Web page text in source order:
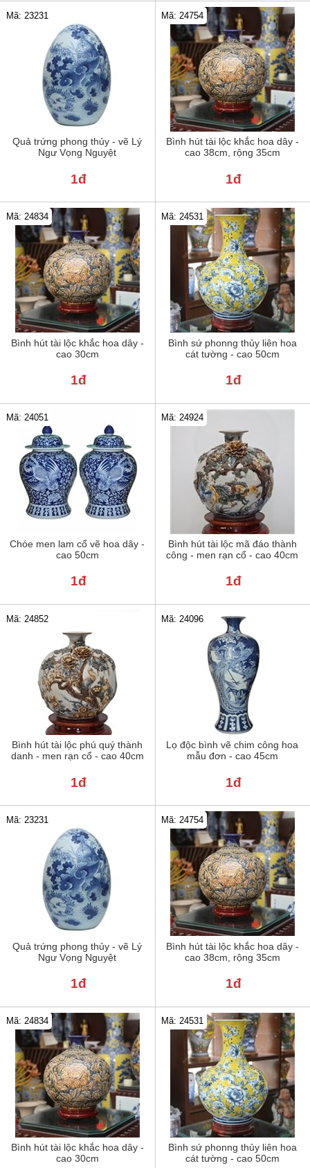
Quả trứng phong thủy - vẽ Lý
Ngư Vọng Nguyệt
Mã: 23231
1đ
Bình hút tài lộc khắc hoa dây -
cao 38cm, rộng 35cm
Mã: 24754
1đ
Bình hút tài lộc khắc hoa dây -
cao 30cm
Mã: 24834
1đ
Bình sứ phonng thủy liên hoa
cát tường - cao 50cm
Mã: 24531
1đ
Chóe men lam cổ vẽ hoa dây -
cao 50cm
Mã: 24051
1đ
Bình hút tài lộc mã đáo thành
công - men rạn cổ - cao 40cm
Mã: 24924
1đ
Bình hút tài lộc phú quý thành
danh - men rạn cổ - cao 40cm
Mã: 24852
1đ
Lọ độc bình vẽ chim công hoa
mẫu đơn - cao 45cm
Mã: 24096
1đ
Quả trứng phong thủy - vẽ Lý
Ngư Vọng Nguyệt
Mã: 23231
1đ
Bình hút tài lộc khắc hoa dây -
cao 38cm, rộng 35cm
Mã: 24754
1đ
Bình hút tài lộc khắc hoa dây -
cao 30cm
Mã: 24834
Bình sứ phonng thủy liên hoa
cát tường - cao 50cm
Mã: 24531